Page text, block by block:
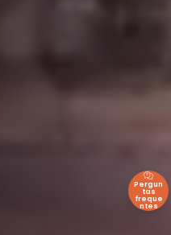
Pergun
tas
freque
ntes